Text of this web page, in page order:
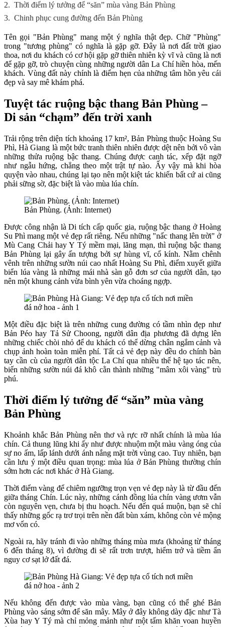
2. Thời điểm lý tưởng để “săn” mùa vàng Bản Phùng
3. Chinh phục cung đường đến Bản Phùng
Tên gọi "Bản Phùng" mang một ý nghĩa thật đẹp. Chữ "Phùng"
trong "tương phùng" có nghĩa là gặp gỡ. Đây là nơi đất trời giao
thoa, nơi du khách có cơ hội gặp gỡ thiên nhiên kỳ vĩ và cũng là nơi
để gặp gỡ, trò chuyện cùng những người dân La Chí hiền hòa, mến
khách. Vùng đất này chính là điểm hẹn của những tâm hồn yêu cái
đẹp và say mê khám phá.
Tuyệt tác ruộng bậc thang Bản Phùng –
Di sản “chạm” đến trời xanh
Trải rộng trên diện tích khoảng 17 km², Bản Phùng thuộc Hoàng Su
Phì, Hà Giang là một bức tranh thiên nhiên được dệt nên bởi vô vàn
những thửa ruộng bậc thang. Chúng được canh tác, xếp đặt ngỡ
như ngẫu hứng, chẳng theo một trật tự nào. Ấy vậy mà khi hòa
quyện vào nhau, chúng lại tạo nên một kiệt tác khiến bất cứ ai cũng
phải sững sờ, đặc biệt là vào mùa lúa chín.
Bản Phùng. (Ảnh: Internet)
Được công nhận là Di tích cấp quốc gia, ruộng bậc thang ở Hoàng
Su Phì mang một vẻ đẹp rất riêng. Nếu những "nấc thang lên trời" ở
Mù Cang Chải hay Y Tý mềm mại, lãng mạn, thì ruộng bậc thang
Bản Phùng lại gây ấn tượng bởi sự hùng vĩ, cổ kính. Nằm chênh
vênh trên những sườn núi cao nhất Hoàng Su Phì, điểm xuyết giữa
biển lúa vàng là những mái nhà sàn gỗ đơn sơ của người dân, tạo
nên một khung cảnh vừa bình yên vừa choáng ngợp.
Một điều đặc biệt là trên những cung đường có tầm nhìn đẹp như
Bản Péo hay Tả Sử Choong, người dân địa phương đã dựng lên
những chiếc chòi nhỏ để du khách có thể dừng chân ngắm cảnh và
chụp ảnh hoàn toàn miễn phí. Tất cả vẻ đẹp này đều do chính bàn
tay cần cù của người dân tộc La Chí qua nhiều thế hệ tạo tác nên,
biến những sườn núi đá khô cằn thành những "mâm xôi vàng" trù
phú.
Thời điểm lý tưởng để “săn” mùa vàng
Bản Phùng
Khoảnh khắc Bản Phùng nên thơ và rực rỡ nhất chính là mùa lúa
chín. Cả thung lũng khi ấy như được nhuộm một màu vàng óng của
sự no ấm, lấp lánh dưới ánh nắng mặt trời vùng cao. Tuy nhiên, bạn
cần lưu ý một điều quan trọng: mùa lúa ở Bản Phùng thường chín
sớm hơn các nơi khác ở Hà Giang.
Thời điểm vàng để chiêm ngưỡng trọn vẹn vẻ đẹp này là từ đầu đến
giữa tháng Chín. Lúc này, những cánh đồng lúa chín vàng ươm vẫn
còn nguyên vẹn, chưa bị thu hoạch. Nếu đến quá muộn, bạn sẽ chỉ
thấy những gốc rạ trơ trọi trên nền đất bùn xám, không còn vẻ mộng
mơ vốn có.
Ngoài ra, hãy tránh đi vào những tháng mùa mưa (khoảng từ tháng
6 đến tháng 8), vì đường đi sẽ rất trơn trượt, hiểm trở và tiềm ẩn
nguy cơ sạt lở đất đá.
Nếu không đến được vào mùa vàng, bạn cũng có thể ghé Bản
Phùng vào sáng sớm để săn mây. Mây ở đây không dày đặc như Tà
Xùa hay Y Tý mà chỉ mỏng mảnh như một tấm khăn voan huyền